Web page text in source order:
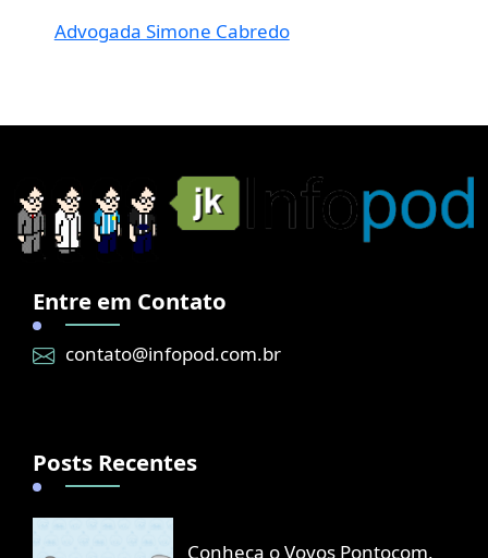
Advogada Simone Cabredo
Entre em Contato
contato@infopod.com.br
Posts Recentes
Conheça o Vovos Pontocom,